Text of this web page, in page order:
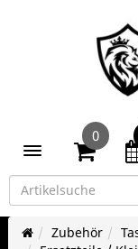
Toggle
0
Zubehör